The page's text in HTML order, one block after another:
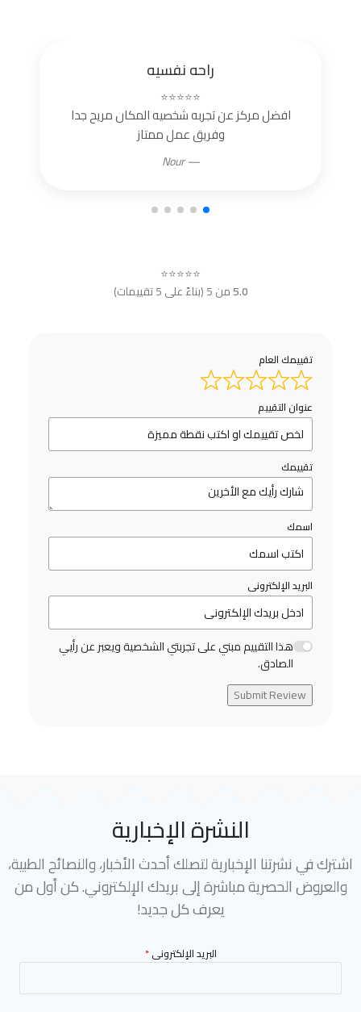
راحه نفسيه
⭐⭐⭐⭐⭐
افضل مركز عن تجربه شخصيه المكان مريح جدا
وفريق عمل ممتاز
— Nour
⭐⭐⭐⭐⭐
5.0من 5 (بناءً على 5 تقييمات)
تقييمك العام
عنوان التقييم
تقييمك
اسمك
البريد الإلكترونى
هذا التقييم مبني على تجربتي الشخصية ويعبر عن رأيي
الصادق.
Submit Review
النشرة الإخبارية
اشترك في نشرتنا الإخبارية لتصلك أحدث الأخبار، والنصائح الطبية،
والعروض الحصرية مباشرة إلى بريدك الإلكتروني. كن أول من
يعرف كل جديد!
البريد الإلكترونى*